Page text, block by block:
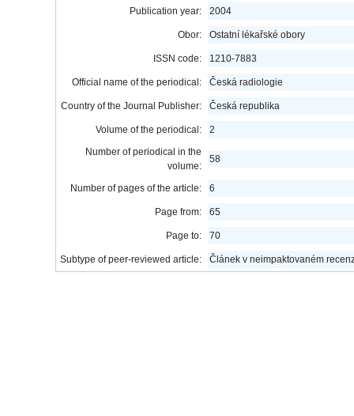
Publication year: 2004
Obor: Ostatní lékařské obory
ISSN code: 1210-7883
Official name of the periodical: Česká radiologie
Country of the Journal Publisher: Česká republika
Volume of the periodical:
2
Number of periodical in the
volume:
58
Number of pages of the article: 6
Page from: 65
Page to: 70
Subtype of peer-reviewed article: Článek v neimpaktovaném